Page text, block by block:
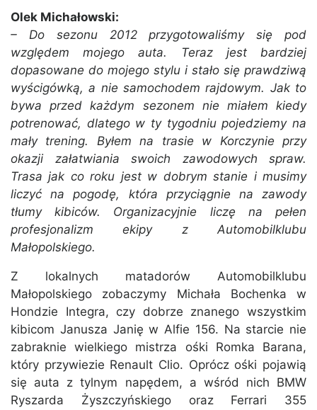
Olek Michałowski:
– Do sezonu 2012 przygotowaliśmy się pod
względem mojego auta. Teraz jest bardziej
dopasowane do mojego stylu i stało się prawdziwą
wyścigówką, a nie samochodem rajdowym. Jak to
bywa przed każdym sezonem nie miałem kiedy
potrenować, dlatego w ty tygodniu pojedziemy na
mały trening. Byłem na trasie w Korczynie przy
okazji załatwiania swoich zawodowych spraw.
Trasa jak co roku jest w dobrym stanie i musimy
liczyć na pogodę, która przyciągnie na zawody
tłumy kibiców. Organizacyjnie liczę na pełen
profesjonalizm ekipy z Automobilklubu
Małopolskiego.
Z lokalnych matadorów Automobilklubu
Małopolskiego zobaczymy Michała Bochenka w
Hondzie Integra, czy dobrze znanego wszystkim
kibicom Janusza Janię w Alfie 156. Na starcie nie
zabraknie wielkiego mistrza ośki Romka Barana,
który przywiezie Renault Clio. Oprócz ośki pojawią
się auta z tylnym napędem, a wśród nich BMW
Ryszarda Żyszczyńskiego oraz Ferrari 355